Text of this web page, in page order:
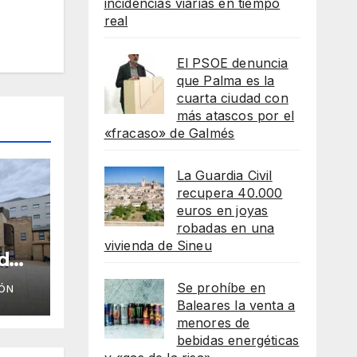
real
El PSOE denuncia
que Palma es la
cuarta ciudad con
más atascos por el
«fracaso» de Galmés
La Guardia Civil
recupera 40.000
euros en joyas
robadas en una
vivienda de Sineu
Se prohíbe en
Baleares la venta a
menores de
bebidas energéticas